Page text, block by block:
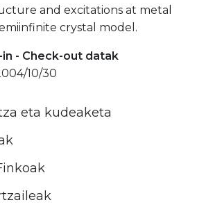
and excitations at metal
crystal model.
- Check-out datak
10/30
eta kudeaketa